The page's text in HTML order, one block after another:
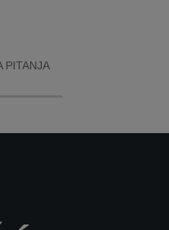
PITANJA